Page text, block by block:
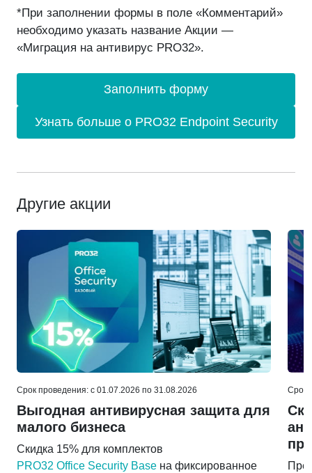
*При заполнении формы в поле «Комментарий»
необходимо указать название Акции —
«Миграция на антивирус PRO32».
Заполнить форму
Узнать больше о PRO32 Endpoint Security
Другие акции
Срок проведения: c 01.07.2026 по 31.08.2026
Выгодная антивирусная защита для
малого бизнеса
Скидка 15% для комплектов
PRO32 Office Security Base на фиксированное
Срок